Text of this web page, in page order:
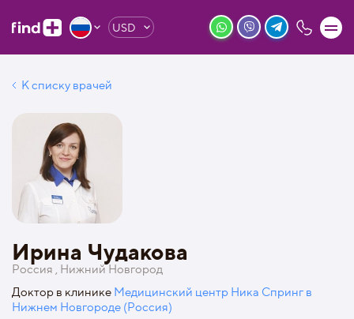
USD
К списку врачей
Ирина Чудакова
Россия , Нижний Новгород
Доктор в клинике Медицинский центр Ника Спринг в
Нижнем Новгороде (Россия)